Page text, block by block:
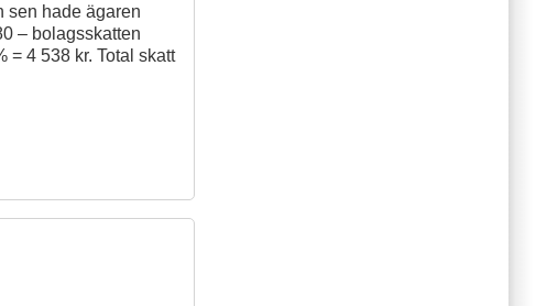
sen hade ägaren
– bolagsskatten
= 4 538 kr. Total skatt